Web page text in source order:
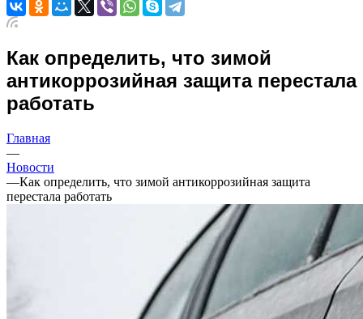
Как определить, что зимой
антикоррозийная защита перестала
работать
Главная
—
Новости
—Как определить, что зимой антикоррозийная защита
перестала работать